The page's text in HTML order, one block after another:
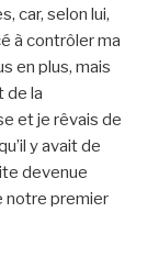
car, selon lui,
à contrôler ma
en plus, mais
de la
et je rêvais de
y avait de
devenue
notre premier